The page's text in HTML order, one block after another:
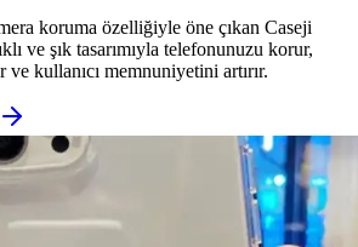
koruma özelliğiyle öne çıkan Caseji
ve şık tasarımıyla telefonunuzu korur,
kullanıcı memnuniyetini artırır.